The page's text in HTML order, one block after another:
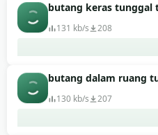
butang keras tunggal
131 kb/s 208
butang dalam ruang
130 kb/s 207